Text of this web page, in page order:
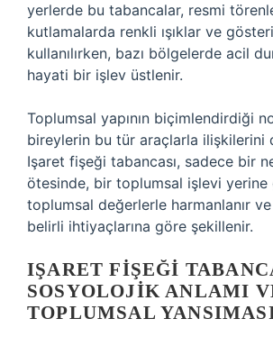
yerlerde bu tabancalar, resmi
kutlamalarda renkli ışıklar ve
kullanılırken, bazı bölgelerde acil
hayati bir işlev üstlenir.
Toplumsal yapının biçimlendirdiği
bireylerin bu tür araçlarla ilişkilerini
Işaret fişeği tabancası, sadece bir
ötesinde, bir toplumsal işlevi yerine
toplumsal değerlerle harmanlanır
belirli ihtiyaçlarına göre şekillenir.
IŞARET FIŞEĞI
SOSYOLOJIK ANLAMI
TOPLUMSAL